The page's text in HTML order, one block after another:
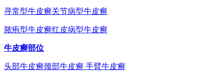
寻常型牛皮癣关节病型牛皮癣
脓疱型牛皮癣红皮病型牛皮癣
牛皮癣部位
头部牛皮癣颈部牛皮癣 手臂牛皮癣